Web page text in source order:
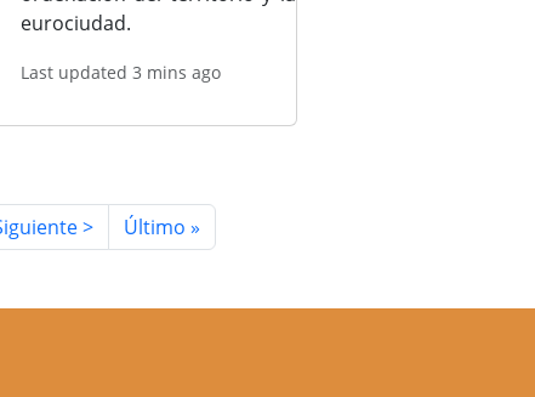
eurociudad.
Last updated 3 mins ago
página
> Última página
Último »